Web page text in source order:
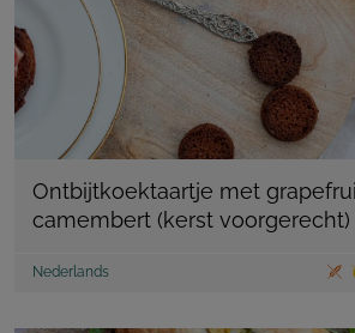
Ontbijtkoektaartje met
camembert (kerst voorgerecht)
Nederlands